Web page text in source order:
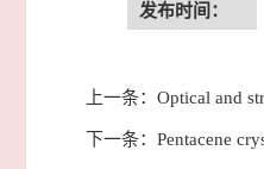
发布时间：
上一条： Optical and
下一条： Pentacene